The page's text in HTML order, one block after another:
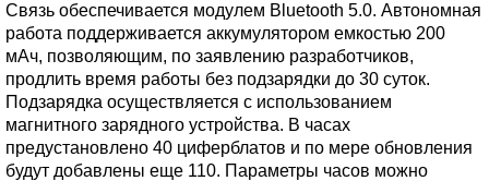
Связь обеспечивается модулем Bluetooth 5.0. Автономная
работа поддерживается аккумулятором емкостью 200
мАч, позволяющим, по заявлению разработчиков,
продлить время работы без подзарядки до 30 суток.
Подзарядка осуществляется с использованием
магнитного зарядного устройства. В часах
предустановлено 40 циферблатов и по мере обновления
будут добавлены еще 110. Параметры часов можно